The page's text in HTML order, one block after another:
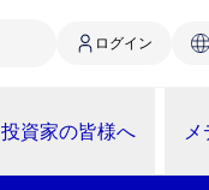
ログイン
投資家の皆様へ